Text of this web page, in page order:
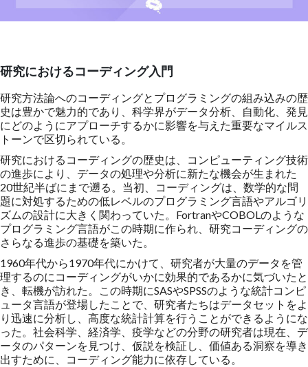
研究におけるコーディング入門
研究方法論へのコーディングとプログラミングの組み込みの歴
史は豊かで魅力的であり、科学界がデータ分析、自動化、発見
にどのようにアプローチするかに影響を与えた重要なマイルス
トーンで区切られている。
研究におけるコーディングの歴史は、コンピューティング技術
の進歩により、データの処理や分析に新たな機会が生まれた
20世紀半ばにまで遡る。当初、コーディングは、数学的な問
題に対処するための低レベルのプログラミング言語やアルゴリ
ズムの設計に大きく関わっていた。FortranやCOBOLのような
プログラミング言語がこの時期に作られ、研究コーディングの
さらなる進歩の基礎を築いた。
1960年代から1970年代にかけて、研究者が大量のデータを管
理するのにコーディングがいかに効果的であるかに気づいたと
き、転機が訪れた。この時期にSASやSPSSのような統計コンピ
ュータ言語が登場したことで、研究者たちはデータセットをよ
り迅速に分析し、高度な統計計算を行うことができるようにな
った。社会科学、経済学、疫学などの分野の研究者は現在、デ
ータのパターンを見つけ、仮説を検証し、価値ある洞察を導き
出すために、コーディング能力に依存している。